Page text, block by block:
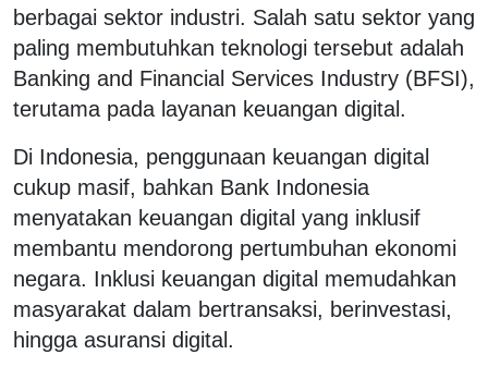
berbagai sektor industri. Salah satu sektor yang
paling membutuhkan teknologi tersebut adalah
Banking and Financial Services Industry (BFSI),
terutama pada layanan keuangan digital.
Di Indonesia, penggunaan keuangan digital
cukup masif, bahkan Bank Indonesia
menyatakan keuangan digital yang inklusif
membantu mendorong pertumbuhan ekonomi
negara. Inklusi keuangan digital memudahkan
masyarakat dalam bertransaksi, berinvestasi,
hingga asuransi digital.